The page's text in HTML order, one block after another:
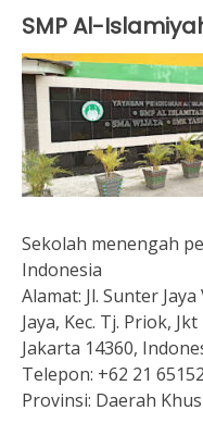
SMP Al-
Sekolah menengah
Indonesia
Alamat: Jl. Sunter
Jaya, Kec. Tj. Priok,
Jakarta 14360,
Telepon: +62 21
Provinsi: Daerah